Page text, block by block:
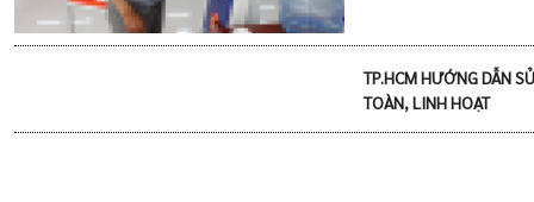
TP.HCM HƯỚNG DẪN
TOÀN, LINH HOẠT